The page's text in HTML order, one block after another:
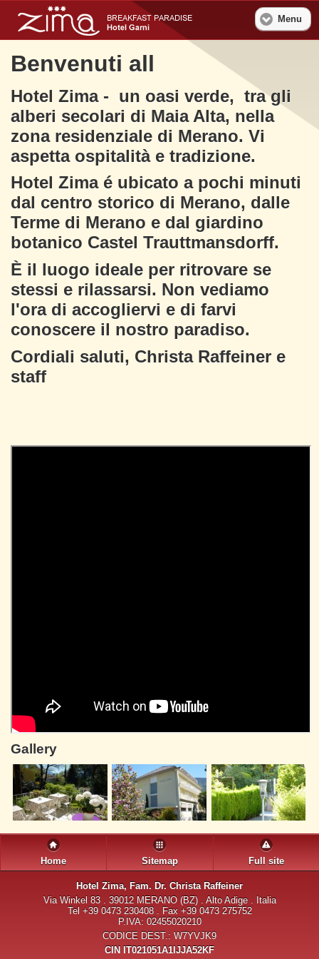
Menu
Benvenuti all
Hotel Zima - un oasi verde, tra gli
alberi secolari di Maia Alta, nella
zona residenziale di Merano. Vi
aspetta ospitalità e tradizione.
Hotel Zima é ubicato a pochi minuti
dal centro storico di Merano, dalle
Terme di Merano e dal giardino
botanico Castel Trauttmansdorff.
È il luogo ideale per ritrovare se
stessi e rilassarsi. Non vediamo
l'ora di accogliervi e di farvi
conoscere il nostro paradiso.
Cordiali saluti, Christa Raffeiner e
staff
Gallery
Home Sitemap Full site
Hotel Zima, Fam. Dr. Christa Raffeiner
Via Winkel 83 . 39012 MERANO (BZ) . Alto Adige . Italia
Tel +39 0473 230408 . Fax +39 0473 275752
P.IVA: 02455020210
CODICE DEST.: W7YVJK9
CIN IT021051A1IJJA52KF